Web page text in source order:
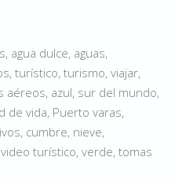
agua dulce, aguas,
turístico, turismo, viajar,
aéreos, azul, sur del mundo,
de vida, Puerto varas,
cumbre, nieve,
turístico, verde, tomas